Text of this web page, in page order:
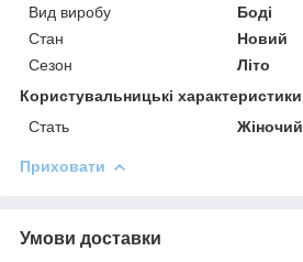
Вид виробу
Боді
Стан
Новий
Сезон
Літо
Користувальницькі характеристики
Стать
Жіночий
Приховати
Умови доставки